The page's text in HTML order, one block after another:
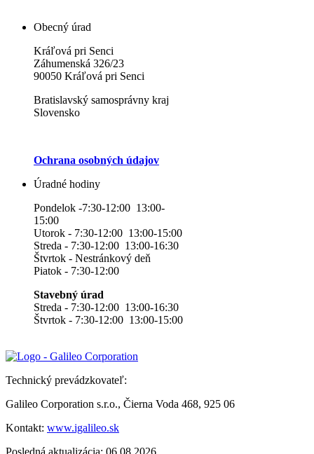
Obecný úrad
Kráľová pri Senci
Záhumenská 326/23
90050 Kráľová pri Senci
Bratislavský samosprávny kraj
Slovensko
Ochrana osobných údajov
Úradné hodiny
Pondelok -7:30-12:00 13:00-
15:00
Utorok - 7:30-12:00 13:00-15:00
Streda - 7:30-12:00 13:00-16:30
Štvrtok - Nestránkový deň
Piatok - 7:30-12:00
Stavebný úrad
Streda - 7:30-12:00 13:00-16:30
Štvrtok - 7:30-12:00 13:00-15:00
Technický prevádzkovateľ:
Galileo Corporation s.r.o., Čierna Voda 468, 925 06
Kontakt: www.igalileo.sk